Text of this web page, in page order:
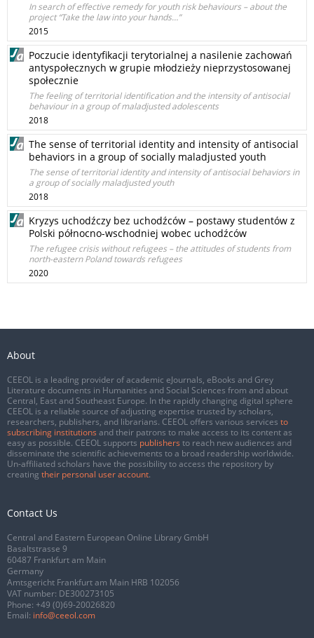
In search of effective remedy for youth risk behaviours – about the
project “Take the law into your hands…”
2015
Poczucie identyfikacji terytorialnej a nasilenie zachowań
antyspołecznych w grupie młodzieży nieprzystosowanej
społecznie
The feeling of territorial identification and the intensity of antisocial
behaviour in a group of maladjusted adolescents
2018
The sense of territorial identity and intensity of antisocial
behaviors in a group of socially maladjusted youth
The sense of territorial identity and intensity of antisocial behaviors in
a group of socially maladjusted youth
2018
Kryzys uchodźczy bez uchodźców – postawy studentów z
Polski północno-wschodniej wobec uchodźców
The refugee crisis without refugees – the attitudes of students from
north-eastern Poland towards refugees
2020
About
CEEOL is a leading provider of academic eJournals, eBooks and Grey
Literature documents in Humanities and Social Sciences from and about
Central, East and Southeast Europe. In the rapidly changing digital sphere
CEEOL is a reliable source of adjusting expertise trusted by scholars,
researchers, publishers, and librarians. CEEOL offers various services to
subscribing institutions and their patrons to make access to its content as
easy as possible. CEEOL supports publishers to reach new audiences and
disseminate the scientific achievements to a broad readership worldwide.
Un-affiliated scholars have the possibility to access the repository by
creating their personal user account.
Contact Us
Central and Eastern European Online Library GmbH
Basaltstrasse 9
60487 Frankfurt am Main
Germany
Amtsgericht Frankfurt am Main HRB 102056
VAT number: DE300273105
Phone: +49 (0)69-20026820
Email: info@ceeol.com